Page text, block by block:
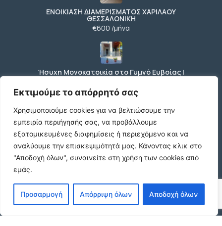
Εκτιμούμε το απόρρητό σας
Χρησιμοποιούμε cookies για να βελτιώσουμε την
εμπειρία περιήγησής σας, να προβάλλουμε
εξατομικευμένες διαφημίσεις ή περιεχόμενο και να
αναλύουμε την επισκεψιμότητά μας. Κάνοντας κλικ στο
"Αποδοχή όλων", συναινείτε στη χρήση των cookies από
εμάς.
Προσαρμογή Απόρριψη όλων Αποδοχή όλων
ΕΝΟΙΚΙΑΣΗ ΔΙΑΜΕΡΙΣΜΑΤΟΣ ΧΑΡΙΛΑΟΥ
ΘΕΣΣΑΛΟΝΙΚΗ
€600 /μήνα
Ήσυχη Μονοκατοικία στο Γυμνό Ευβοίας |
Κοντά σε Θάλασσα & Βουνό
€52 /μήνα
ΕΝΟΙΚΙΑΣΗ ΔΙΑΜΕΡΙΣΜΑΤΟΣ ΧΑΡΙΛΑΟΥ
ΘΕΣΣΑΛΟΝΙΚΗ
€600 /μήνα
Κωδικος ακινητου Μ480 καταστημα στον
Ευοσμο